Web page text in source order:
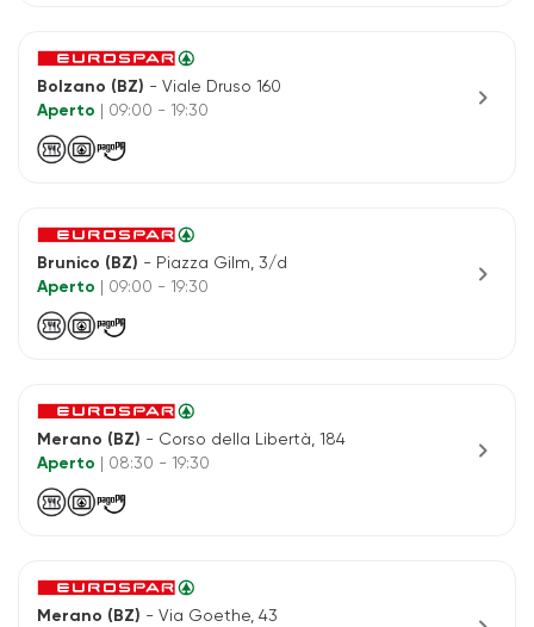
Bolzano (BZ) - Viale Druso 160
Aperto
| 09:00 - 19:30 chevron_right
Brunico (BZ) - Piazza Gilm, 3/d
Aperto
| 09:00 - 19:30 chevron_right
Merano (BZ) - Corso della Libertà, 184
Aperto
| 08:30 - 19:30 chevron_right
Merano (BZ) - Via Goethe, 43